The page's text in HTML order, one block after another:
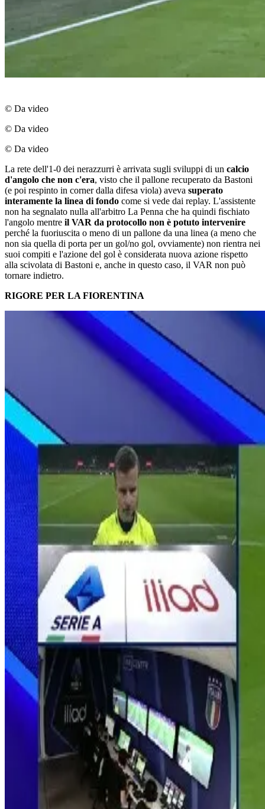
© Da video
© Da video
© Da video
La rete dell'1-0 dei nerazzurri è arrivata sugli sviluppi di un calcio
d'angolo che non c'era, visto che il pallone recuperato da Bastoni
(e poi respinto in corner dalla difesa viola) aveva superato
interamente la linea di fondo come si vede dai replay. L'assistente
non ha segnalato nulla all'arbitro La Penna che ha quindi fischiato
l'angolo mentre il VAR da protocollo non è potuto intervenire
perché la fuoriuscita o meno di un pallone da una linea (a meno che
non sia quella di porta per un gol/no gol, ovviamente) non rientra nei
suoi compiti e l'azione del gol è considerata nuova azione rispetto
alla scivolata di Bastoni e, anche in questo caso, il VAR non può
tornare indietro.
RIGORE PER LA FIORENTINA